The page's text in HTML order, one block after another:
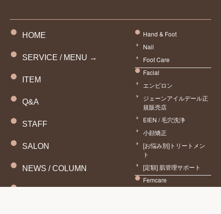
予約
HOME
SERVICE / MENU →
ITEM
Q&A
STAFF
SALON
NEWS / COLUMN
Hand & Foot
Nail
Foot Care
Facial
エンビロン
ジェーンアイルデール正
規販売店
EIEN / 毛穴洗浄
小顔矯正
[お悩み別]トリートメン
ト
[定額] 肌管理サポート
Femcare